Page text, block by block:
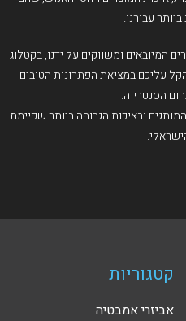
עבורנו.
המיובאים ומשווקים על ידנו, בקטלוג
עליכם במציאת הפתרונות הטובים
הסנטרייה.
ובאיכות הגבוהה ביותר שקיימת
קטגוריות
אביזרי אמבטיה